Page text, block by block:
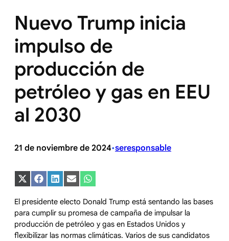
Nuevo Trump inicia
impulso de
producción de
petróleo y gas en EEU
al 2030
21 de noviembre de 2024•seresponsable
Compartir
en
(Twitter)
Compartir
en
Compartir
en
Compartir
en
Compartir
en
El presidente electo Donald Trump está sentando las bases
para cumplir su promesa de campaña de impulsar la
producción de petróleo y gas en Estados Unidos y
flexibilizar las normas climáticas. Varios de sus candidatos